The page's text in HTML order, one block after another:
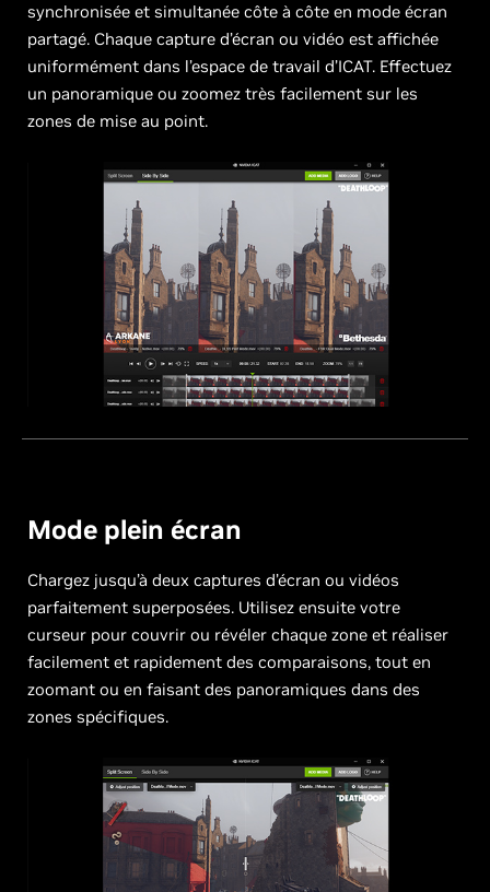
synchronisée et simultanée côte à côte en mode écran
partagé. Chaque capture d’écran ou vidéo est affichée
uniformément dans l’espace de travail d’ICAT. Effectuez
un panoramique ou zoomez très facilement sur les
zones de mise au point.
Mode plein écran
Chargez jusqu’à deux captures d’écran ou vidéos
parfaitement superposées. Utilisez ensuite votre
curseur pour couvrir ou révéler chaque zone et réaliser
facilement et rapidement des comparaisons, tout en
zoomant ou en faisant des panoramiques dans des
zones spécifiques.